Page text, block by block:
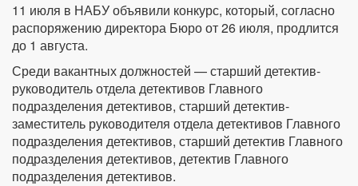
11 июля в НАБУ объявили конкурс, который, согласно
распоряжению директора Бюро от 26 июля, продлится
до 1 августа.
Среди вакантных должностей — старший детектив-
руководитель отдела детективов Главного
подразделения детективов, старший детектив-
заместитель руководителя отдела детективов Главного
подразделения детективов, старший детектив Главного
подразделения детективов, детектив Главного
подразделения детективов.